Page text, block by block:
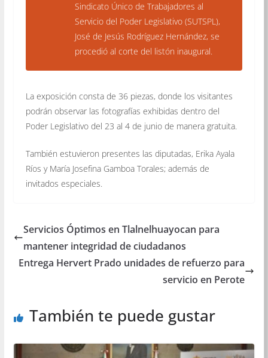
Sindicato Único de Trabajadores al
Servicio del Poder Legislativo (SUTSPL),
José de Jesús Rodríguez Hernández, se
procedió al corte del listón inaugural.
La exposición consta de 36 piezas, donde los visitantes
podrán observar las fotografías exhibidas dentro del
Poder Legislativo del 23 al 4 de junio de manera gratuita.
También estuvieron presentes las diputadas, Erika Ayala
Ríos y María Josefina Gamboa Torales; además de
invitados especiales.
Servicios Óptimos en Tlalnelhuayocan para
mantener integridad de ciudadanos
Entrega Hervert Prado unidades de refuerzo para
servicio en Perote
También te puede gustar